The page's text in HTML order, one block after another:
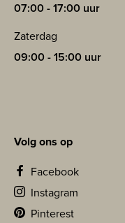
07:00 - 17:00 uur
Zaterdag
09:00 - 15:00 uur
Volg ons op
Facebook
Instagram
Pinterest